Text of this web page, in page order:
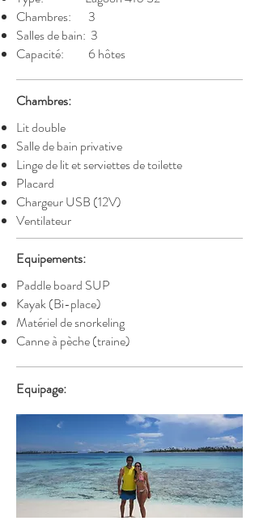
Chambres: 3
Salles de bain: 3
Capacité: 6 hôtes
Chambres:
Lit double
Salle de bain privative
Linge de lit et serviettes de toilette
Placard
Chargeur USB (12V)
Ventilateur
Equipements:
Paddle board SUP
Kayak (Bi-place)
Matériel de snorkeling
Canne à pèche (traine)
Equipage: